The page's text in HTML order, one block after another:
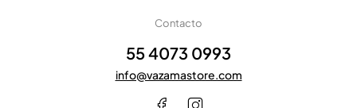
Contacto
55 4073 0993
info@vazamastore.com